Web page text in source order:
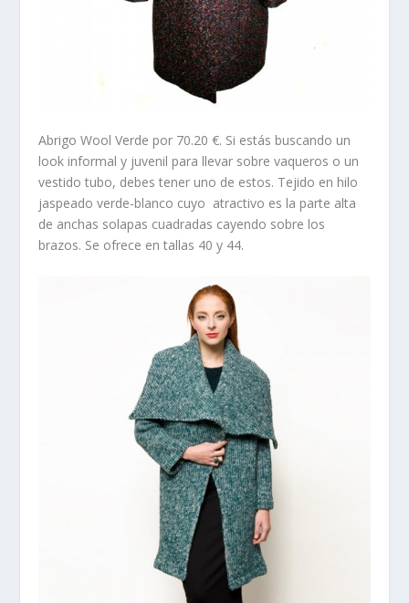
Abrigo Wool Verde por 70.20 €. Si estás buscando un
look informal y juvenil para llevar sobre vaqueros o un
vestido tubo, debes tener uno de estos. Tejido en hilo
jaspeado verde-blanco cuyo atractivo es la parte alta
de anchas solapas cuadradas cayendo sobre los
brazos. Se ofrece en tallas 40 y 44.